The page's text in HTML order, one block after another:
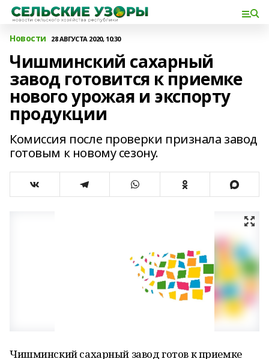
Новости 28 АВГУСТА 2020, 10:30
Чишминский сахарный
завод готовится к приемке
нового урожая и экспорту
продукции
Комиссия после проверки признала завод
готовым к новому сезону.
Чишминский сахарный завод готов к приемке